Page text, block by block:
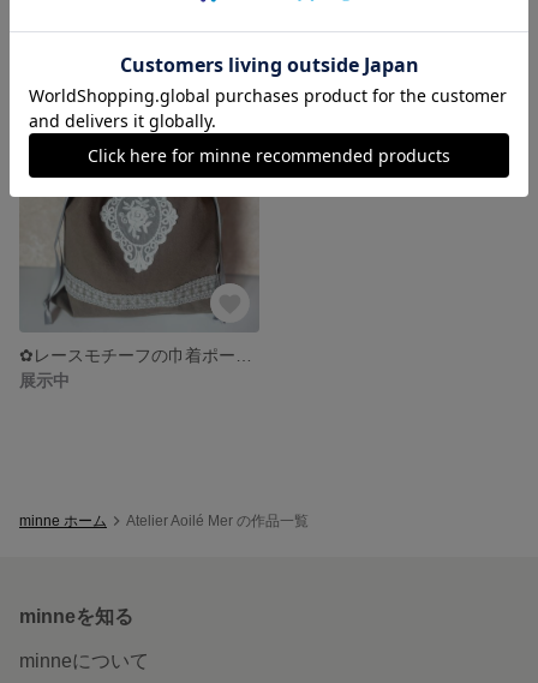
展示中
minne ホーム Atelier Aoilé Mer の作品一覧
minneを知る
minneについて